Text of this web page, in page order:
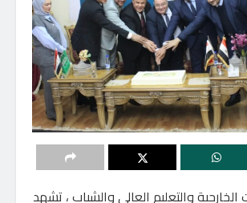
الخارجية والتعليم العالي والشباب ، تشهد